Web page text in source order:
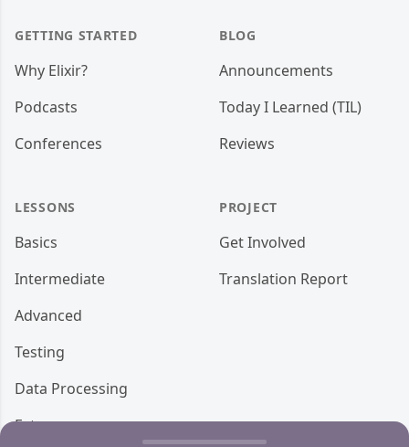
GETTING STARTED
Why Elixir?
Podcasts
Conferences
LESSONS
Basics
Intermediate
Advanced
Testing
Data Processing
Ecto
BLOG
Announcements
Today I Learned (TIL)
Reviews
PROJECT
Get Involved
Translation Report